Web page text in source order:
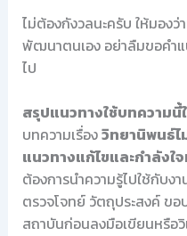
ไม่ต้องกังวลนะครับ ให้มองว่
พัฒนาตนเอง อย่าลืมขอคำแ
ไป
สรุปแนวทางใช้บทความนี้
บทความเรื่องวิทยานิพนธ์ไ
แนวทางแก้ไขและกำลังใ
ต้องการนำความรู้ไปใช้กับง
ตรวจโจทย์ วัตถุประสงค์ ข
สถาบันก่อนลงมือเขียนหรือวิ